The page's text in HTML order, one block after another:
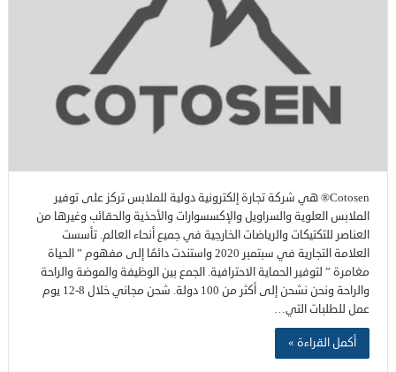
Cotosen® هي شركة تجارة إلكترونية دولية للملابس تركز على توفير
الملابس العلوية والسراويل والإكسسوارات والأحذية والحقائب وغيرها من
العناصر للتكتيكات والرياضات الخارجية في جميع أنحاء العالم. تأسست
العلامة التجارية في سبتمبر 2020 واستندت دائمًا إلى مفهوم ” الحياة
مغامرة ” لتوفير الحماية الاحترافية. الجمع بين الوظيفة والموضة والراحة
والراحة ونحن نشحن إلى أكثر من 100 دولة. شحن مجاني خلال 8-12 يوم
عمل للطلبات التي…
أكمل القراءة »